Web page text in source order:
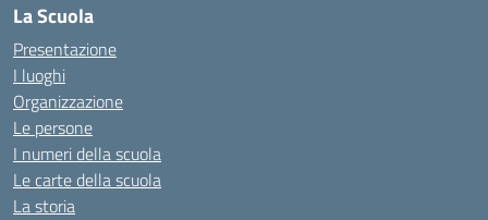
La Scuola
Presentazione
I luoghi
Organizzazione
Le persone
I numeri della scuola
Le carte della scuola
La storia